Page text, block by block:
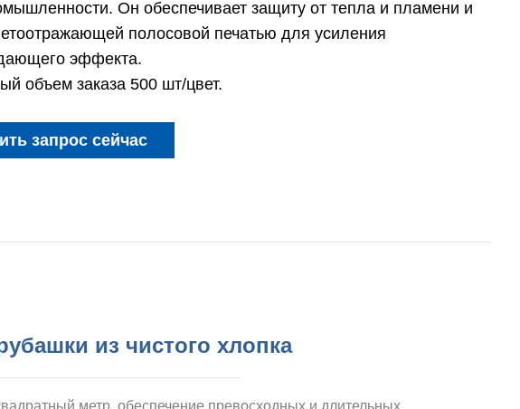
Он обеспечивает защиту от тепла и пламени и
полосовой печатью для усиления
эффекта.
объем заказа 500 шт/цвет.
запрос сейчас
из чистого хлопка
метр, обеспечение превосходных и длительных